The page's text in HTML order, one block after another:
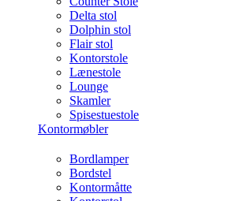
Delta stol
Dolphin stol
Flair stol
Kontorstole
Lænestole
Lounge
Skamler
Spisestuestole
Kontormøbler
Bordlamper
Bordstel
Kontormåtte